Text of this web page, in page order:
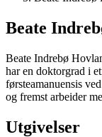
Beate
Beate Indrebø
har en doktorgrad i
førsteamanuensis
og fremst arbeider
Utgivelser